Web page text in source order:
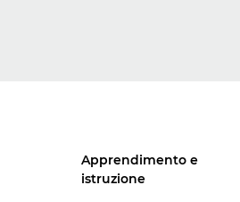
Apprendimento e
istruzione